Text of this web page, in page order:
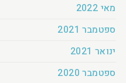
מאי 2022
ספטמבר 2021
ינואר 2021
ספטמבר 2020